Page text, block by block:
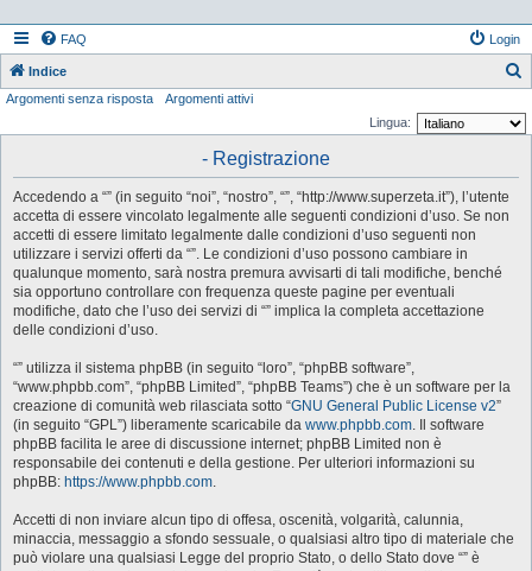
FAQ Login
Indice
Argomenti senza risposta
Argomenti attivi
Lingua:
- Registrazione
Accedendo a “” (in seguito “noi”, “nostro”, “”, “http://www.superzeta.it”), l’utente
accetta di essere vincolato legalmente alle seguenti condizioni d’uso. Se non
accetti di essere limitato legalmente dalle condizioni d’uso seguenti non
utilizzare i servizi offerti da “”. Le condizioni d’uso possono cambiare in
qualunque momento, sarà nostra premura avvisarti di tali modifiche, benché
sia opportuno controllare con frequenza queste pagine per eventuali
modifiche, dato che l’uso dei servizi di “” implica la completa accettazione
delle condizioni d’uso.
“” utilizza il sistema phpBB (in seguito “loro”, “phpBB software”,
“www.phpbb.com”, “phpBB Limited”, “phpBB Teams”) che è un software per la
creazione di comunità web rilasciata sotto “GNU General Public License v2”
(in seguito “GPL”) liberamente scaricabile da www.phpbb.com. Il software
phpBB facilita le aree di discussione internet; phpBB Limited non è
responsabile dei contenuti e della gestione. Per ulteriori informazioni su
phpBB: https://www.phpbb.com.
Accetti di non inviare alcun tipo di offesa, oscenità, volgarità, calunnia,
minaccia, messaggio a sfondo sessuale, o qualsiasi altro tipo di materiale che
può violare una qualsiasi Legge del proprio Stato, o dello Stato dove “” è